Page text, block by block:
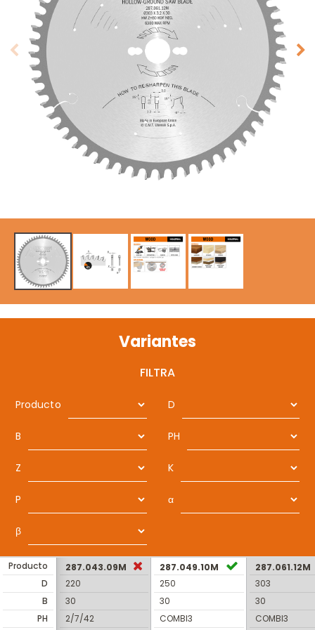
Variantes
FILTRA
Producto D
B PH
Z K
P α
β
Producto
D
B
PH
287.043.09M
220
30
2/7/42
287.049.10M
250
30
COMBI3
287.061.12M
303
30
COMBI3